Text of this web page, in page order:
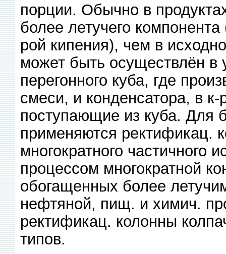
порции. Обычно в
более летучего
рой кипения), чем в
может быть осуществлён в
перегонного куба, где
смеси, и конденсатора, в
поступающие из куба. Для
применяются ректификац.
многократного частичного
процессом многократной
обогащенных более
нефтяной, пищ. и химич.
ректификац. колонны
типов.